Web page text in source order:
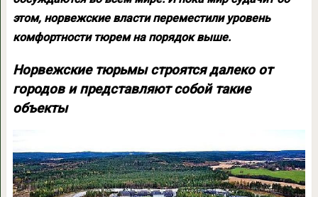
этом, норвежские власти переместили уровень
комфортности тюрем на порядок выше.
Норвежские тюрьмы строятся далеко от
городов и представляют собой такие
объекты